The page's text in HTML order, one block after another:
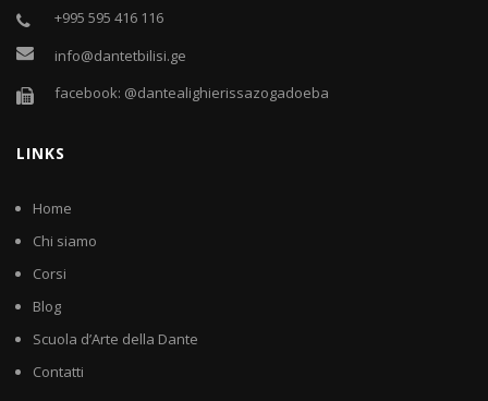
+995 595 416 116
info@dantetbilisi.ge
facebook: @dantealighierissazogadoeba
LINKS
Home
Chi siamo
Corsi
Blog
Scuola d’Arte della Dante
Contatti